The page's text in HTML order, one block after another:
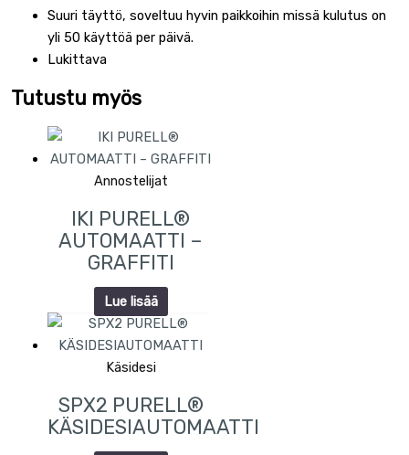
Suuri täyttö, soveltuu hyvin paikkoihin missä kulutus on
yli 50 käyttöä per päivä.
Lukittava
Tutustu myös
Annostelijat
IKI PURELL®
AUTOMAATTI –
GRAFFITI
Lue lisää
Käsidesi
SPX2 PURELL®
KÄSIDESIAUTOMAATTI